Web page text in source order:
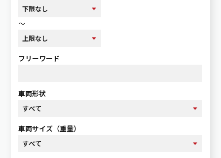
～
フリーワード
車両形状
車両サイズ（重量）